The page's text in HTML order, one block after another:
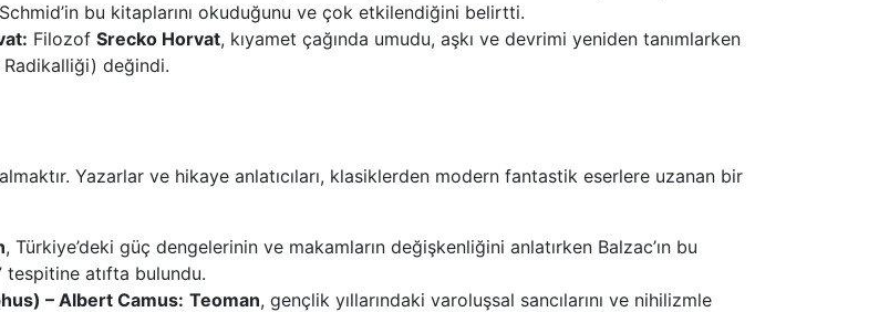
bu kitaplarını okuduğunu ve çok etkilendiğini belirtti.
Filozof Srecko Horvat, kıyamet çağında umudu, aşkı ve devrimi yeniden tanımlarken
Radikalliği) değindi.
Yazarlar ve hikaye anlatıcıları, klasiklerden modern fantastik eserlere uzanan bir
, Türkiye’deki güç dengelerinin ve makamların değişkenliğini anlatırken Balzac’ın bu
tespitine atıfta bulundu.
– Albert Camus: Teoman, gençlik yıllarındaki varoluşsal sancılarını ve nihilizmle